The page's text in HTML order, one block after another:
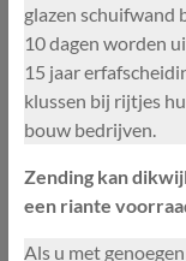
glazen schuifwand
10 dagen worden
15 jaar
klussen bij rijtjes
bouw bedrijven.
Zending kan
een riante
Als u met